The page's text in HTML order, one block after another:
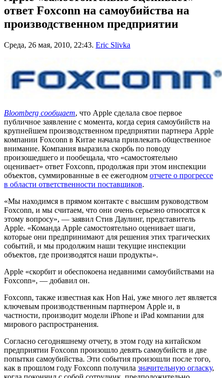
ответ Foxconn на самоубийства на
производственном предприятии
Среда, 26 мая, 2010, 22:43. Eric Slivka
Bloomberg сообщает, что Apple сделала свое первое
публичное заявление с момента, когда серия самоубийств на
крупнейшем производственном предприятии партнера Apple
компании Foxconn в Китае начала привлекать общественное
внимание. Компания выразила скорбь по поводу
произошедшего и пообещала, что «самостоятельно
оценивает» ответ Foxconn, продолжая при этом инспекции
объектов, суммированные в ее ежегодном отчете о прогрессе
в области ответственности поставщиков.
«Мы находимся в прямом контакте с высшим руководством
Foxconn, и мы считаем, что они очень серьезно относятся к
этому вопросу», — заявил Стив Даулинг, представитель
Apple. «Команда Apple самостоятельно оценивает шаги,
которые они предпринимают для решения этих трагических
событий, и мы продолжим наши текущие инспекции
объектов, где производятся наши продукты».
Apple «скорбит и обеспокоена недавними самоубийствами на
Foxconn», — добавил он.
Foxconn, также известная как Hon Hai, уже много лет является
ключевым производственным партнером Apple и, в
частности, производит модели iPhone и iPad компании для
мирового распространения.
Согласно сегодняшнему отчету, в этом году на китайском
предприятии Foxconn произошло девять самоубийств и две
попытки самоубийства. Эти события произошли после того,
как в прошлом году Foxconn получила значительную огласку,